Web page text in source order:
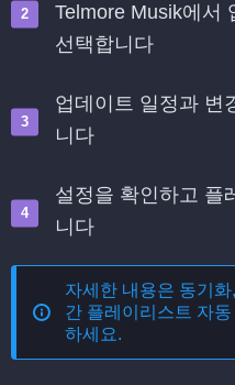
Telmore Musik에서
선택합니다
업데이트 일정과 변
니다
설정을 확인하고 플
니다
자세한 내용은 동기
간 플레이리스트 자동
하세요.